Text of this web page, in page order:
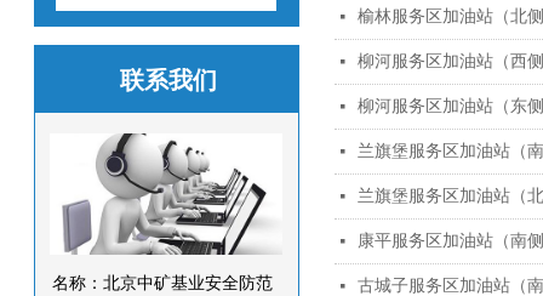
名称：北京中矿基业安全防范
联系我们
넷 榆林服务区加油站（北
넷 柳河服务区加油站（西
넷 柳河服务区加油站（东
넷 兰旗堡服务区加油站（
넷 兰旗堡服务区加油站（
넷 康平服务区加油站（南
넷 古城子服务区加油站（